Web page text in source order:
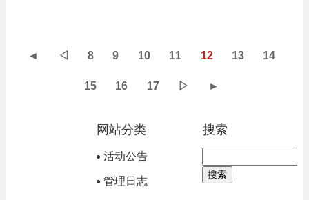
◄ ◁ 8 9 10 11 12 13 14
15 16 17 ▷ ►
网站分类
活动公告
管理日志
搜索